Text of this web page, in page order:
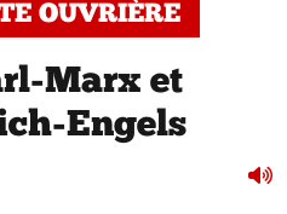
OUVRIÈRE
Marx et
Engels